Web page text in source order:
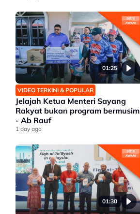
01:25
VIDEO TERKINI & POPULAR
Jelajah Ketua Menteri Sayang
Rakyat bukan program bermusim
- Ab Rauf
1 day ago
01:30